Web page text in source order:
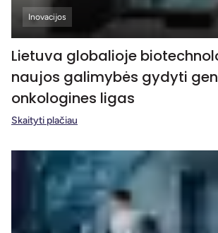
Inovacijos
Lietuva globalioje
naujos galimybės gydyti
onkologines ligas
Skaityti plačiau